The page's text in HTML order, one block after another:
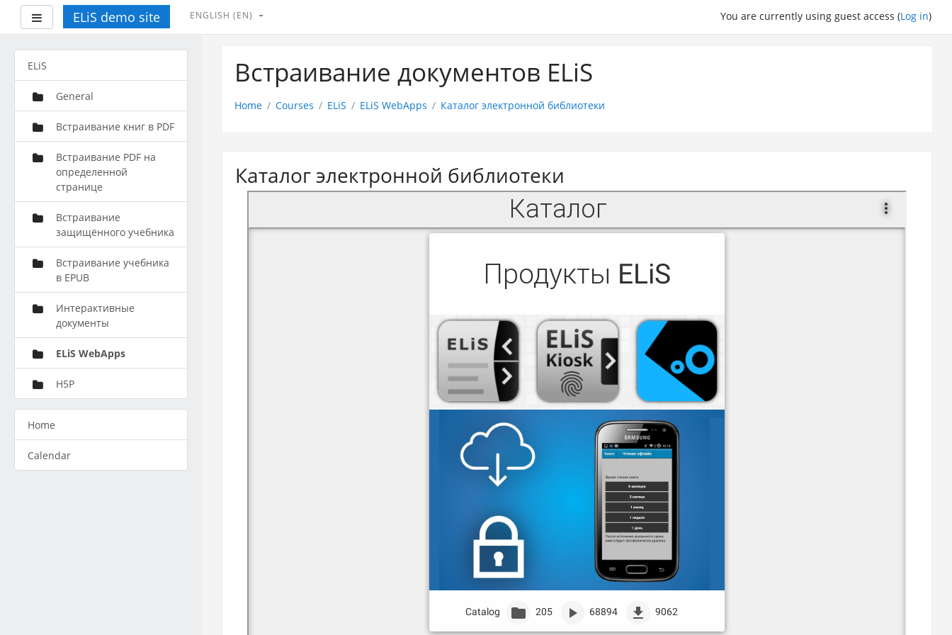
Side panelELiS demo site You are currently using guest access (Log in)
ENGLISH ‎(EN)‎
Встраивание документов ELiS
Home Courses ELiS ELiS WebApps Каталог электронной библиотеки
Каталог электронной библиотеки
ELiS
General
Встраивание книг в PDF
Встраивание PDF на
определенной
странице
Встраивание
защищённого учебника
Встраивание учебника
в EPUB
Интерактивные
документы
ELiS WebApps
H5P
Home
Calendar